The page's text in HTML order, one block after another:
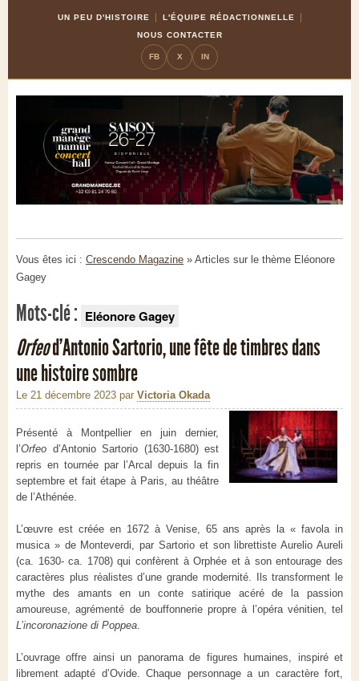
UN PEU D'HISTOIRE
L'ÉQUIPE RÉDACTIONNELLE
NOUS CONTACTER
FB X IN
Vous êtes ici : Crescendo Magazine » Articles sur le thème Eléonore
Gagey
Mots-clé : Eléonore Gagey
Orfeod’Antonio Sartorio, une fête de timbres dans
une histoire sombre
Le 21 décembre 2023 par Victoria Okada
Présenté à Montpellier en juin dernier,
l’Orfeo d’Antonio Sartorio (1630-1680) est
repris en tournée par l’Arcal depuis la fin
septembre et fait étape à Paris, au théâtre
de l’Athénée.
L’œuvre est créée en 1672 à Venise, 65 ans après la « favola in
musica » de Monteverdi, par Sartorio et son librettiste Aurelio Aureli
(ca. 1630- ca. 1708) qui confèrent à Orphée et à son entourage des
caractères plus réalistes d’une grande modernité. Ils transforment le
mythe des amants en un conte satirique acéré de la passion
amoureuse, agrémenté de bouffonnerie propre à l’opéra vénitien, tel
L’incoronazione di Poppea.
L’ouvrage offre ainsi un panorama de figures humaines, inspiré et
librement adapté d’Ovide. Chaque personnage a un caractère fort,